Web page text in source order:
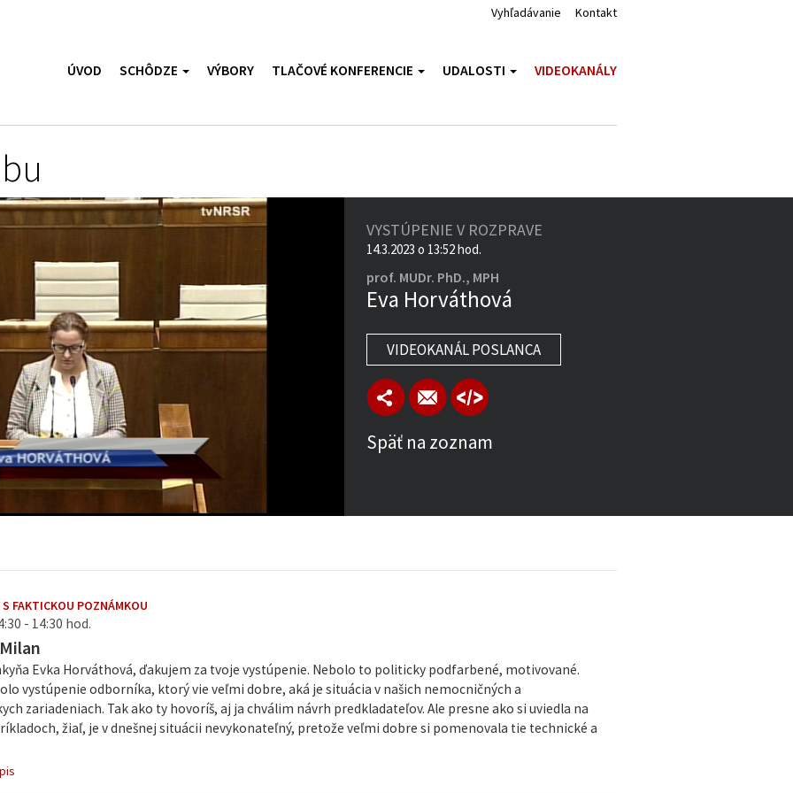
Vyhľadávanie Kontakt
ÚVOD SCHÔDZE VÝBORY TLAČOVÉ KONFERENCIE UDALOSTI VIDEOKANÁLY
VYSTÚPENIE V ROZPRAVE
14.3.2023 o 13:52 hod.
prof. MUDr. PhD., MPH
Eva Horváthová
VIDEOKANÁL POSLANCA
Späť na zoznam
FAKTICKOU POZNÁMKOU
- 14:30 hod.
Evka Horváthová, ďakujem za tvoje vystúpenie. Nebolo to politicky podfarbené, motivované.
vystúpenie odborníka, ktorý vie veľmi dobre, aká je situácia v našich nemocničných a
zariadeniach. Tak ako ty hovoríš, aj ja chválim návrh predkladateľov. Ale presne ako si uviedla na
žiaľ, je v dnešnej situácii nevykonateľný, pretože veľmi dobre si pomenovala tie technické a